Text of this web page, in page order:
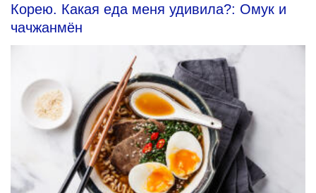
Корею. Какая еда меня удивила?: Омук и
чачжанмён